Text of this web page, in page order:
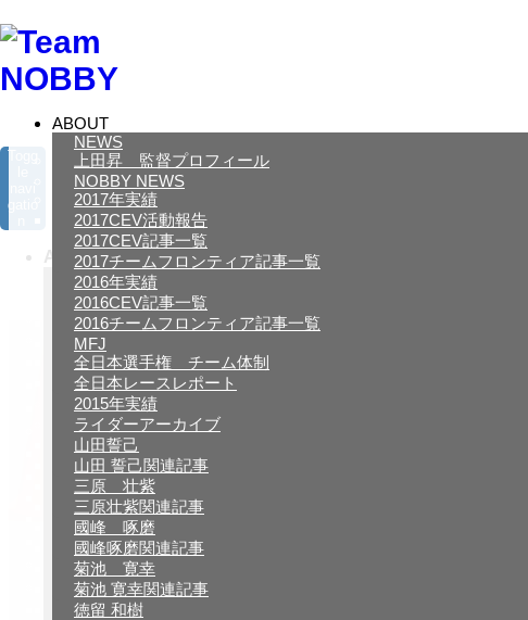
Togg
gatio
ABOUT
NEWS
上田昇 監督プロフィール
NOBBY NEWS
2017年実績
2017CEV活動報告
2017CEV記事一覧
2017チームフロンティア記事一覧
2016年実績
2016CEV記事一覧
2016チームフロンティア記事一覧
MFJ
全日本選手権 チーム体制
全日本レースレポート
2015年実績
ライダーアーカイブ
山田誓己
ABOUT
NEWS
上田昇 監督プロフィール
NOBBY NEWS
2017年実績
2017CEV活動報告
2017CEV記事一覧
2017チームフロンティア記事一覧
2016年実績
2016CEV記事一覧
2016チームフロンティア記事一覧
MFJ
全日本選手権 チーム体制
全日本レースレポート
2015年実績
ライダーアーカイブ
山田誓己
山田 誓己関連記事
三原 壮紫
三原壮紫関連記事
國峰 啄磨
國峰啄磨関連記事
菊池 寛幸
菊池 寛幸関連記事
徳留 和樹
プロジェクト